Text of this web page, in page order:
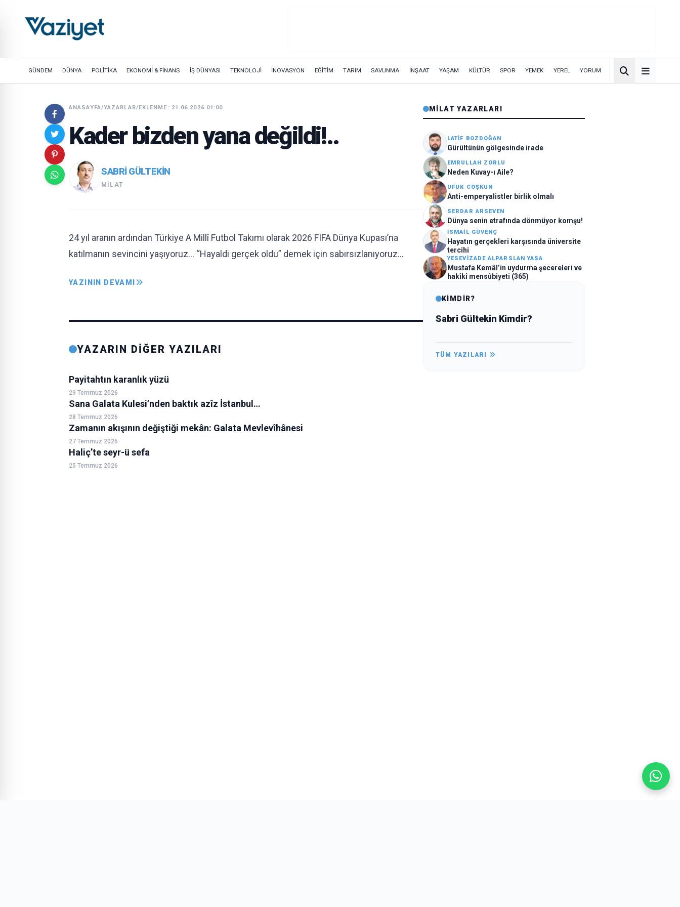
GÜNDEM DÜNYA POLİTİKA EKONOMİ & FİNANS İŞ DÜNYASI TEKNOLOJİ İNOVASYON EĞİTİM TARIM SAVUNMA İNŞAAT YAŞAM KÜLTÜR SPOR YEMEK YEREL YORUM
ANASAYFA/YAZARLAR/EKLENME: 21.06.2026 01:00
Kader bizden yana değildi!..
SABRI GÜLTEKIN
MILAT
24 yıl aranın ardından Türkiye A Millî Futbol Takımı olarak 2026 FIFA Dünya Kupası’na
katılmanın sevincini yaşıyoruz… “Hayaldi gerçek oldu” demek için sabırsızlanıyoruz…
YAZININ DEVAMI
YAZARIN DİĞER YAZILARI
Payitahtın karanlık yüzü
29 Temmuz 2026
Sana Galata Kulesi’nden baktık azîz İstanbul…
28 Temmuz 2026
Zamanın akışının değiştiği mekân: Galata Mevlevîhânesi
27 Temmuz 2026
Haliç’te seyr-ü sefa
25 Temmuz 2026
MILAT YAZARLARI
LATIF BOZDOĞAN
Gürültünün gölgesinde irade
EMRULLAH ZORLU
Neden Kuvay-ı Aile?
UFUK COŞKUN
Anti-emperyalistler birlik olmalı
SERDAR ARSEVEN
Dünya senin etrafında dönmüyor komşu!
İSMAIL GÜVENÇ
Hayatın gerçekleri karşısında üniversite
tercihi
YESEVIZADE ALPARSLAN YASA
Mustafa Kemâl’in uydurma şecereleri ve
hakîkî mensûbiyeti (365)
KİMDİR?
Sabri Gültekin Kimdir?
TÜM YAZILARI